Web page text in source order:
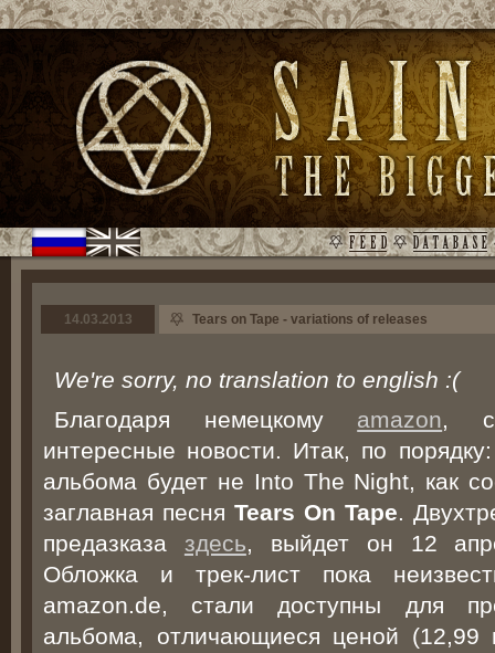
14.03.2013 Tears on Tape - variations of releases
We're sorry, no translation to english :(
Благодаря немецкому amazon,
интересные новости. Итак, по
альбома будет не Into The Night, как
заглавная песня Tears On Tape.
предазказа здесь, выйдет он 12
Обложка и трек-лист пока
amazon.de, стали доступны для
альбома, отличающиеся ценой